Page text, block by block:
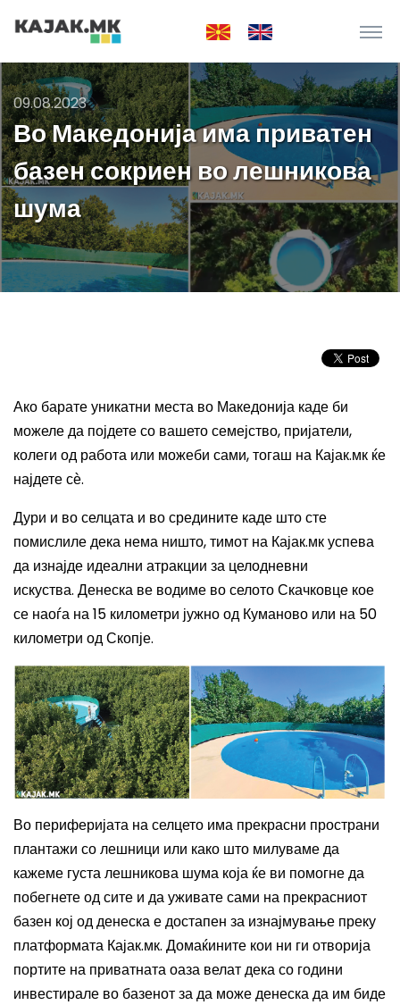
09.08.2023
Во Македонија има приватен
базен сокриен во лешникова
шума
Ако барате уникатни места во Македонија каде би
можеле да појдете со вашето семејство, пријатели,
колеги од работа или можеби сами, тогаш на Кајак.мк ќе
најдете сѐ.
Дури и во селцата и во средините каде што сте
помислиле дека нема ништо, тимот на Кајак.мк успева
да изнајде идеални атракции за целодневни
искуства. Денеска ве водиме во селото Скачковце кое
се наоѓа на 15 километри јужно од Куманово или на 50
километри од Скопје.
Во периферијата на селцето има прекрасни пространи
плантажи со лешници или како што милуваме да
кажеме густа лешникова шума која ќе ви помогне да
побегнете од сите и да уживате сами на прекрасниот
базен кој од денеска е достапен за изнајмување преку
платформата Кајак.мк. Домаќините кои ни ги отворија
портите на приватната оаза велат дека со години
инвестирале во базенот за да може денеска да им биде